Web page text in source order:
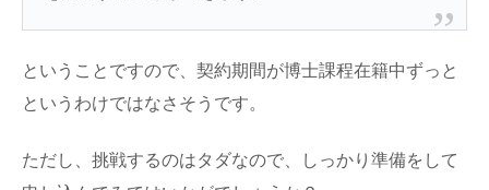
ということですので、契約期間が博士課程在籍中ずっと
というわけではなさそうです。
ただし、挑戦するのはタダなので、しっかり準備をして